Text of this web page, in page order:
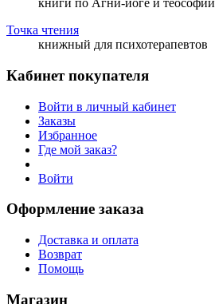
книги по Агни-йоге и теософии
Точка чтения
книжный для психотерапевтов
Кабинет покупателя
Войти в личный кабинет
Заказы
Избранное
Где мой заказ?
Войти
Оформление заказа
Доставка и оплата
Возврат
Помощь
Магазин